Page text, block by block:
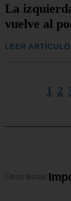
La
vuelve al
LEER
1 2
Otros temas Imp